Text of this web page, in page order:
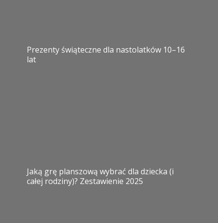
Prezenty świąteczne dla nastolatków 10–16
lat
Jaką grę planszową wybrać dla dziecka (i
całej rodziny)? Zestawienie 2025